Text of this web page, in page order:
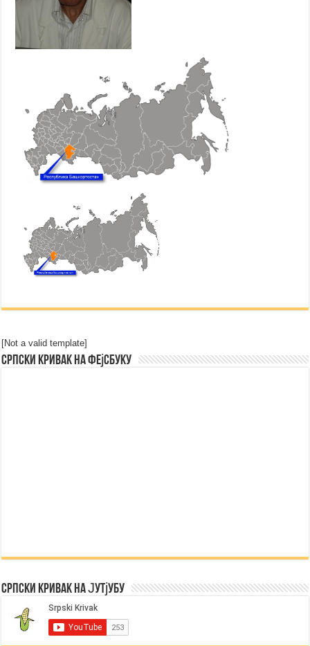
[Not a valid template]
Српски Кривак на Фејсбуку
Српски Кривак на Јутјубу